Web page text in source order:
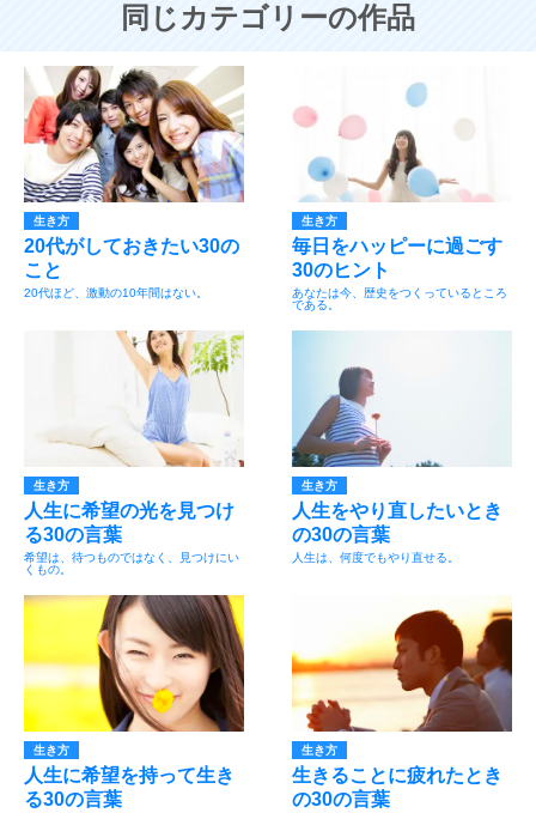
同じカテゴリーの作品
生き方
20代がしておきたい30の
こと
20代ほど、激動の10年間はない。
生き方
毎日をハッピーに過ごす
30のヒント
あなたは今、歴史をつくっているところ
である。
生き方
人生に希望の光を見つけ
る30の言葉
希望は、待つものではなく、見つけにい
くもの。
生き方
人生をやり直したいとき
の30の言葉
人生は、何度でもやり直せる。
生き方
人生に希望を持って生き
る30の言葉
生き方
生きることに疲れたとき
の30の言葉